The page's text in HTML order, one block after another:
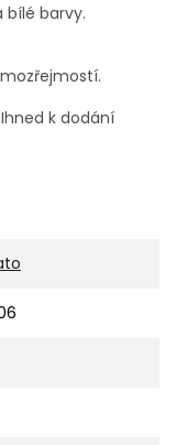
bílé barvy.
k dodání